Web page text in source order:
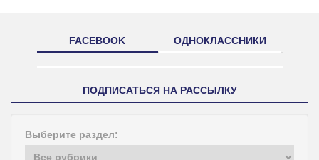
FACEBOOK ОДНОКЛАССНИКИ
ПОДПИСАТЬСЯ НА РАССЫЛКУ
Выберите раздел: